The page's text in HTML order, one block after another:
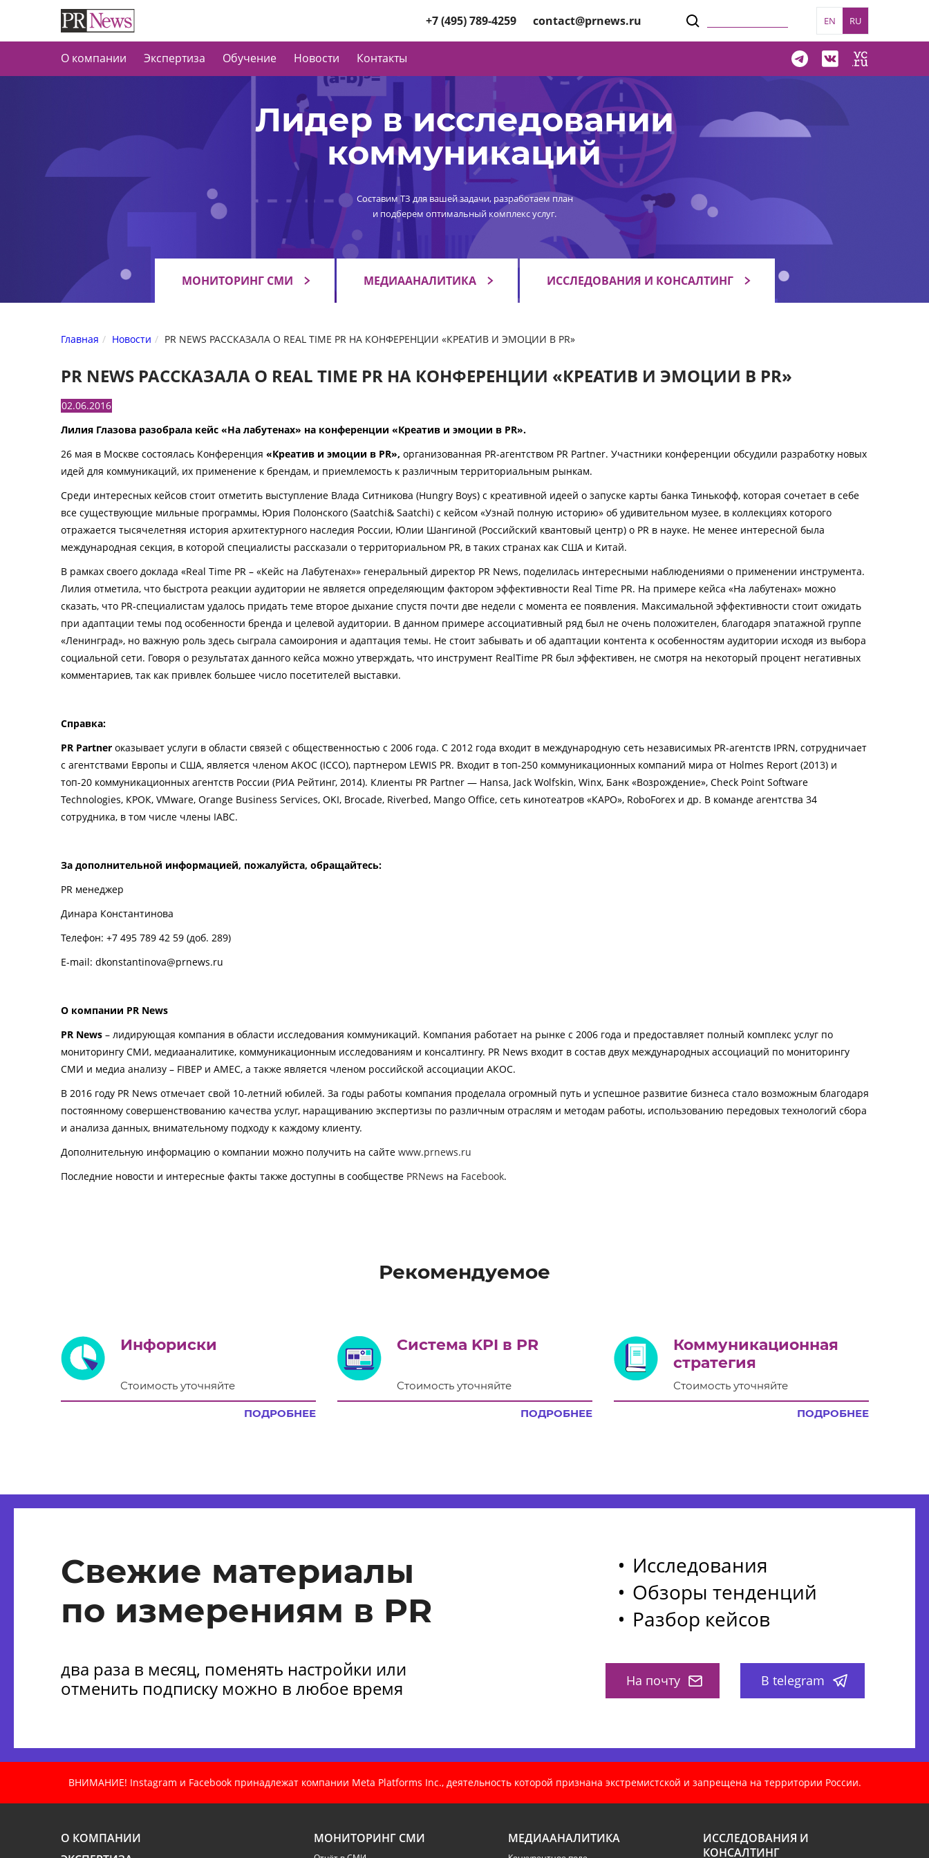
+7 (495) 789-4259 contact@prnews.ru EN RU
О компании Экспертиза Обучение Новости Контакты
Лидер в исследовании
коммуникаций
Составим ТЗ для вашей задачи, разработаем план
и подберем оптимальный комплекс услуг.
МОНИТОРИНГ СМИ МЕДИААНАЛИТИКА ИССЛЕДОВАНИЯ И КОНСАЛТИНГ
Главная Новости PR NEWS РАССКАЗАЛА О REAL TIME PR НА КОНФЕРЕНЦИИ «КРЕАТИВ И ЭМОЦИИ В PR»
PR NEWS РАССКАЗАЛА О REAL TIME PR НА КОНФЕРЕНЦИИ «КРЕАТИВ И ЭМОЦИИ В PR»
02.06.2016
Лилия Глазова разобрала кейс «На лабутенах» на конференции «Креатив и эмоции в PR».
26 мая в Москве состоялась Конференция «Креатив и эмоции в PR», организованная PR-агентством PR Partner. Участники конференции обсудили разработку новых
идей для коммуникаций, их применение к брендам, и приемлемость к различным территориальным рынкам.
Среди интересных кейсов стоит отметить выступление Влада Ситникова (Hungry Boys) с креативной идеей о запуске карты банка Тинькофф, которая сочетает в себе
все существующие мильные программы, Юрия Полонского (Saatchi& Saatchi) с кейсом «Узнай полную историю» об удивительном музее, в коллекциях которого
отражается тысячелетняя история архитектурного наследия России, Юлии Шангиной (Российский квантовый центр) о PRв науке. Не менее интересной была
международная секция, в которой специалисты рассказали о территориальном PR, в таких странах как США и Китай.
В рамках своего доклада «Real Time PR – «Кейс на Лабутенах»» генеральный директор PR News, поделилась интересными наблюдениями о применении инструмента.
Лилия отметила, что быстрота реакции аудитории не является определяющим фактором эффективности Real Time PR. На примере кейса «На лабутенах» можно
сказать, что PR-специалистам удалось придать теме второе дыхание спустя почти две недели с момента ее появления. Максимальной эффективности стоит ожидать
при адаптации темы под особенности бренда и целевой аудитории. В данном примере ассоциативный ряд был не очень положителен, благодаря эпатажной группе
«Ленинград», но важную роль здесь сыграла самоирония и адаптация темы. Не стоит забывать и об адаптации контента к особенностям аудитории исходя из выбора
социальной сети. Говоря о результатах данного кейса можно утверждать, что инструмент RealTime PR был эффективен, не смотря на некоторый процент негативных
комментариев, так как привлек большее число посетителей выставки.
Справка:
PR Partnerоказывает услуги в области связей с общественностью с 2006 года. С 2012 года входит в международную сеть независимых PR-агентств IPRN, сотрудничает
с агентствами Европы и США, является членом АКОС (ICCO), партнером LEWIS PR. Входит в топ-250 коммуникационных компаний мира от Holmes Report (2013) и
топ-20 коммуникационных агентств России (РИА Рейтинг, 2014). Клиенты PR Partner — Hansa, Jack Wolfskin, Winx, Банк «Возрождение», Check Point Software
Technologies, КРОК, VMware, Orange Business Services, OKI, Brocade, Riverbed, Mango Office, сеть кинотеатров «КАРО», RoboForex и др. В команде агентства 34
сотрудника, в том числе члены IABC.
За дополнительной информацией, пожалуйста, обращайтесь:
PR менеджер
Динара Константинова
Телефон: +7 495 789 42 59 (доб. 289)
E-mail: dkonstantinova@prnews.ru
Окомпании PR News
PR News– лидирующая компания в области исследования коммуникаций. Компания работает на рынке с 2006 года и предоставляет полный комплекс услуг по
мониторингу СМИ, медиааналитике, коммуникационным исследованиям и консалтингу. PR News входит в состав двух международных ассоциаций по мониторингу
СМИ и медиа анализу – FIBEP и AMEC, а также является членом российской ассоциации АКОС.
В 2016 году PR News отмечает свой 10-летний юбилей. За годы работы компания проделала огромный путь и успешное развитие бизнеса стало возможным благодаря
постоянному совершенствованию качества услуг, наращиванию экспертизы по различным отраслям и методам работы, использованию передовых технологий сбора
и анализа данных, внимательному подходу к каждому клиенту.
Дополнительную информацию о компании можно получить на сайте www.prnews.ru
Последние новости и интересные факты также доступны в сообществе PRNews на Facebook.
Рекомендуемое
Инфориски
Стоимость уточняйте
ПОДРОБНЕЕ
Система KPI в PR
Стоимость уточняйте
ПОДРОБНЕЕ
Коммуникационная
стратегия
Стоимость уточняйте
ПОДРОБНЕЕ
Свежие материалы
по измерениям в PR
два раза в месяц, поменять настройки или
отменить подписку можно в любое время
Исследования
Обзоры тенденций
Разбор кейсов
На почту В telegram
ВНИМАНИЕ! Instagram и Facebook принадлежат компании Meta Platforms Inc., деятельность которой признана экстремистской и запрещена на территории России.
О КОМПАНИИ
МОНИТОРИНГ СМИ МЕДИААНАЛИТИКА
ИССЛЕДОВАНИЯ И
КОНСАЛТИНГ